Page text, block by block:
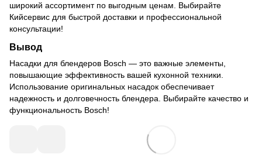
широкий ассортимент по выгодным ценам. Выбирайте
Кийсервис для быстрой доставки и профессиональной
консультации!
Вывод
Насадки для блендеров Bosch — это важные элементы,
повышающие эффективность вашей кухонной техники.
Использование оригинальных насадок обеспечивает
надежность и долговечность блендера. Выбирайте качество и
функциональность Bosch!